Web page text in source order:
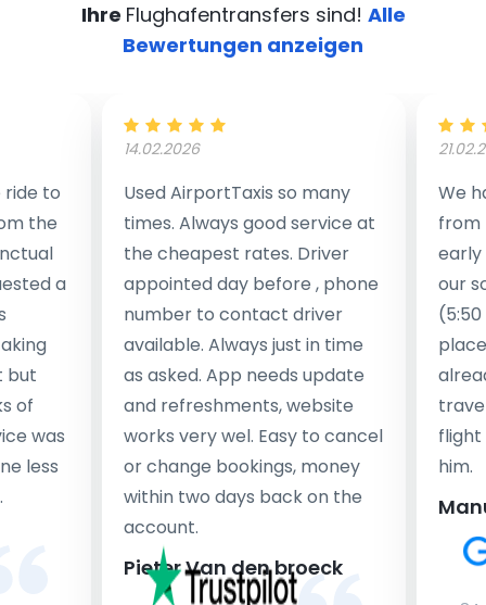
Ihre Flughafentransfers sind! Alle
Bewertungen anzeigen
to
the
a
but
of
was
less
14.02.2026
Used AirportTaxis so many
times. Always good service at
the cheapest rates. Driver
appointed day before , phone
number to contact driver
available. Always just in time
as asked. App needs update
and refreshments, website
works very wel. Easy to cancel
or change bookings, money
within two days back on the
account.
Pieter Van den broeck
We
from
early
our
flight
him.